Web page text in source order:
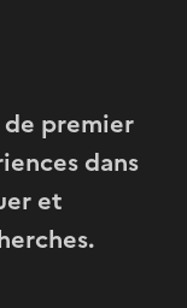
de premier
dans
et